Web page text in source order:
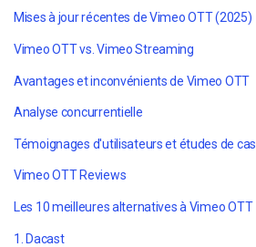
Mises à jour récentes de Vimeo OTT (2025)
Vimeo OTT vs. Vimeo Streaming
Avantages et inconvénients de Vimeo OTT
Analyse concurrentielle
Témoignages d'utilisateurs et études de cas
Vimeo OTT Reviews
Les 10 meilleures alternatives à Vimeo OTT
1. Dacast